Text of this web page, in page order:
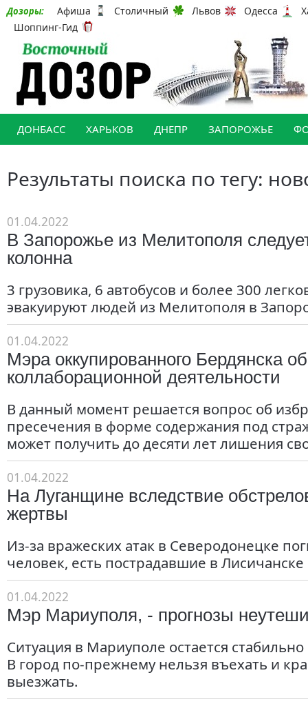
Дозоры: Афиша Столичный Львов Одесса
Шоппинг-Гид
ДОНБАСС ХАРЬКОВ ДНЕПР ЗАПОРОЖЬЕ
Результаты поиска по тегу:
01.04.2022
В Запорожье из Мелитополя
колонна
3 грузовика, 6 автобусов и более 300
эвакуируют людей из Мелитополя в
01.04.2022
Мэра оккупированного Бердянска
коллаборационной деятельности
В данный момент решается вопрос об
пресечения в форме содержания под
может получить до десяти лет лишения
01.04.2022
На Луганщине вследствие
жертвы
Из-за вражеских атак в Северодонецке
человек, есть пострадавшие в
01.04.2022
Мэр Мариуполя, - прогнозы
Ситуация в Мариуполе остается
В город по-прежнему нельзя въехать и
выезжать.